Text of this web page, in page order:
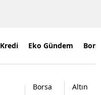
Kredi Eko Gündem
Borsa
Altın